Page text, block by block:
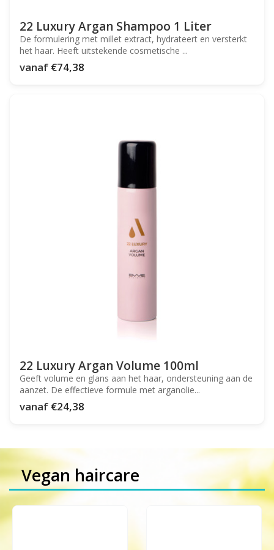
22 Luxury Argan Shampoo 1 Liter
De formulering met millet extract, hydrateert en versterkt
het haar. Heeft uitstekende cosmetische ...
vanaf €74,38
22 Luxury Argan Volume 100ml
Geeft volume en glans aan het haar, ondersteuning aan de
aanzet. De effectieve formule met arganolie...
vanaf €24,38
Vegan haircare